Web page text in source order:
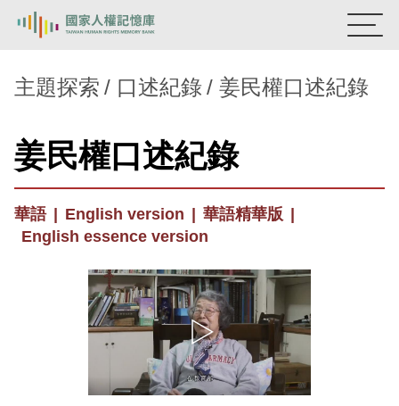
新生訓導處
蛋殼畫 送物單
主題探索
背景知識
主題探索 口述紀錄 姜民權口述紀錄
姜民權口述紀錄
華語 English version 華語精華版
English essence version